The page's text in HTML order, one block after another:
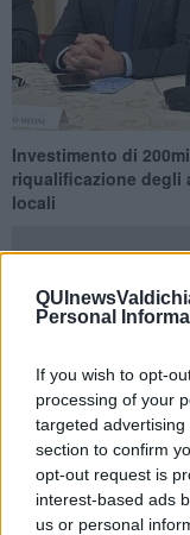
Personal
If you wish to opt-
processing of your
targeted
section to confirm
opt-out request is
interest-based ads
us or personal
Investimento di
riqualificazione degli
locali
riqualificazione
Camucia.
200mila euro per gli
pavimentazione in
A seguire, i lavori
realizzazione di un